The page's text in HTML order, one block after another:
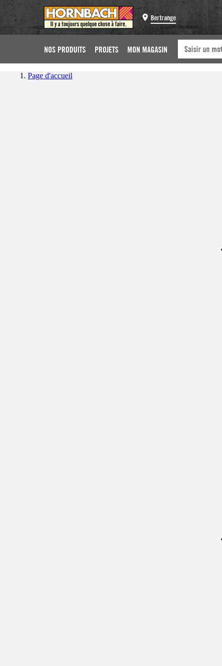
Bertrange
NOS PRODUITS PROJETS MON MAGASIN
Page d'accueil